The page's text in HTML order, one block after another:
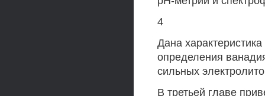
4
Дана
определения
сильных
В третьей главе